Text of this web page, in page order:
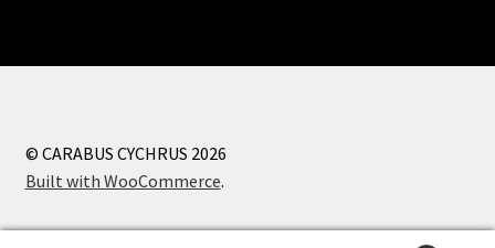
© CARABUS CYCHRUS 2026
Built with WooCommerce.